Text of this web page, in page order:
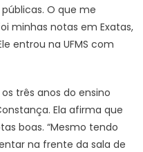
O que me
minhas notas em Exatas,
entrou na UFMS com
três anos do ensino
Ela afirma que
boas. “Mesmo tendo
na frente da sala de